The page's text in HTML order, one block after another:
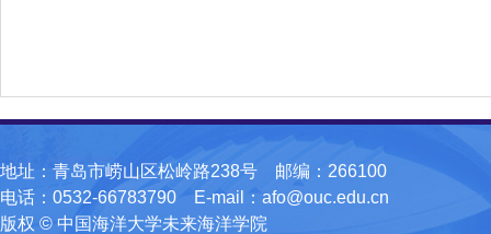
地址：青岛市崂山区松岭路238号 邮编：266100
电话：0532-66783790 E-mail：afo@ouc.edu.cn
版权 © 中国海洋大学未来海洋学院